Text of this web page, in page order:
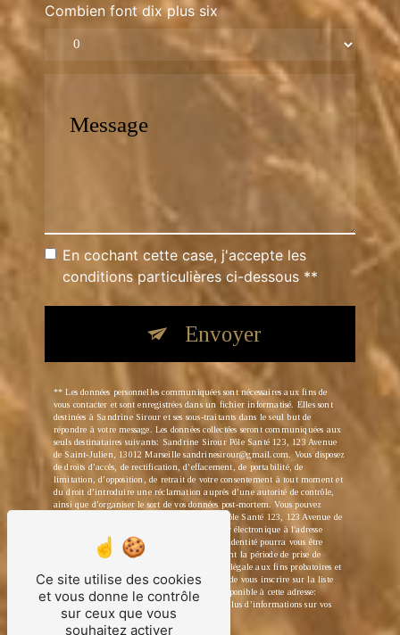
Combien font dix plus six
En cochant cette case, j'accepte les
conditions particulières ci-dessous **
Envoyer
** Les données personnelles communiquées sont nécessaires aux fins de
vous contacter et sont enregistrées dans un fichier informatisé. Elles sont
destinées à Sandrine Sirour et ses sous-traitants dans le seul but de
répondre à votre message. Les données collectées seront communiquées aux
seuls destinataires suivants: Sandrine Sirour Pôle Santé 123, 123 Avenue
de Saint-Julien, 13012 Marseille sandrinesirour@gmail.com. Vous disposez
de droits d’accès, de rectification, d’effacement, de portabilité, de
limitation, d’opposition, de retrait de votre consentement à tout moment et
du droit d’introduire une réclamation auprès d’une autorité de contrôle,
ainsi que d’organiser le sort de vos données post-mortem. Vous pouvez
exercer ces droits par voie postale à l'adresse Pôle Santé 123, 123 Avenue de
Saint-Julien, 13012 Marseille ou par courrier électronique à l'adresse
sandrinesirour@gmail.com. Un justificatif d'identité pourra vous être
demandé. Nous conservons vos données pendant la période de prise de
contact puis pendant la durée de prescription légale aux fins probatoires et
de gestion des contentieux. Vous avez le droit de vous inscrire sur la liste
d'opposition au démarchage téléphonique, disponible à cette adresse:
Bloctel.gouv.fr . Consultez le site cnil.fr pour plus d’informations sur vos
droits.
Ce site utilise des cookies
et vous donne le contrôle
sur ceux que vous
souhaitez activer